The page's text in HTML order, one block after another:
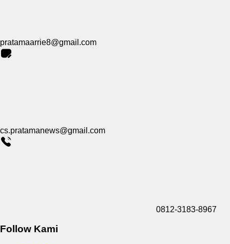
pratamaarrie8@gmail.com
cs.pratamanews@gmail.com
0812-3183-8967
Follow Kami